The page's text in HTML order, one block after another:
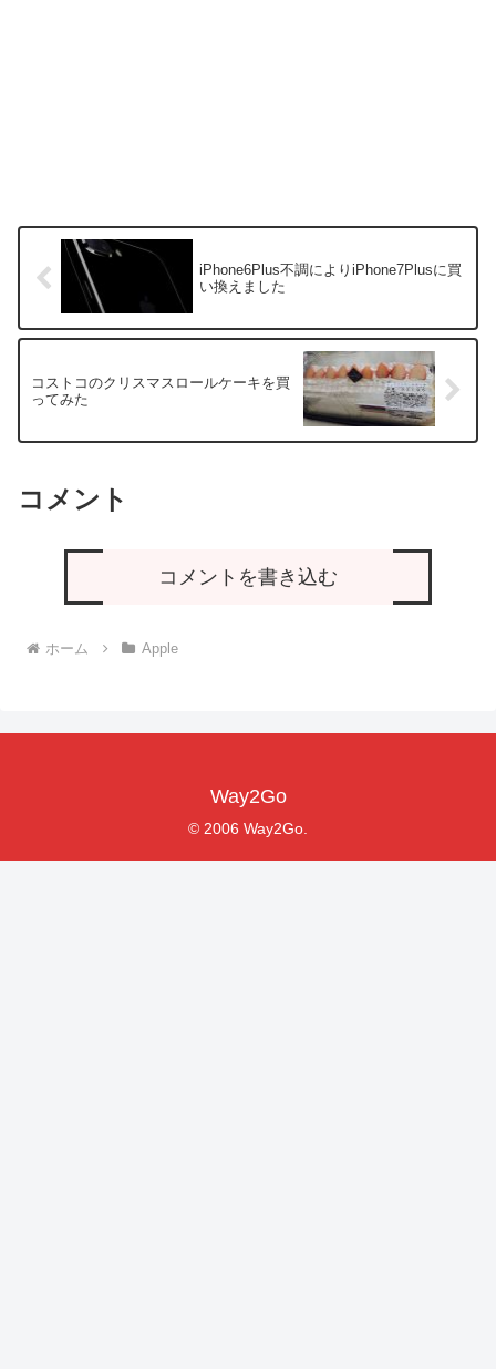
iPhone6Plus不調によりiPhone7Plusに買
い換えました
コストコのクリスマスロールケーキを買
ってみた
コメント
コメントを書き込む
ホーム Apple
Way2Go
© 2006 Way2Go.